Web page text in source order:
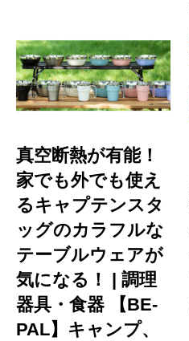
真空断熱が有能！
家でも外でも使え
るキャプテンスタ
ッグのカラフルな
テーブルウェアが
気になる！ | 調理
器具・食器 【BE-
PAL】キャンプ、